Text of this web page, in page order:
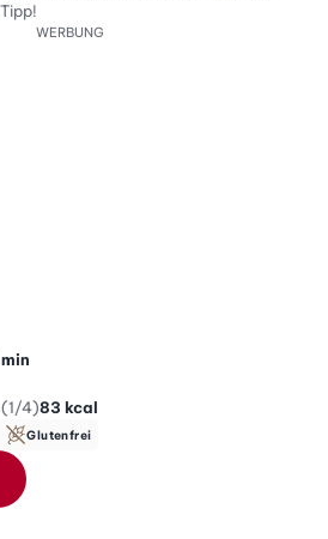
WERBUNG
(1/4)83 kcal
Glutenfrei